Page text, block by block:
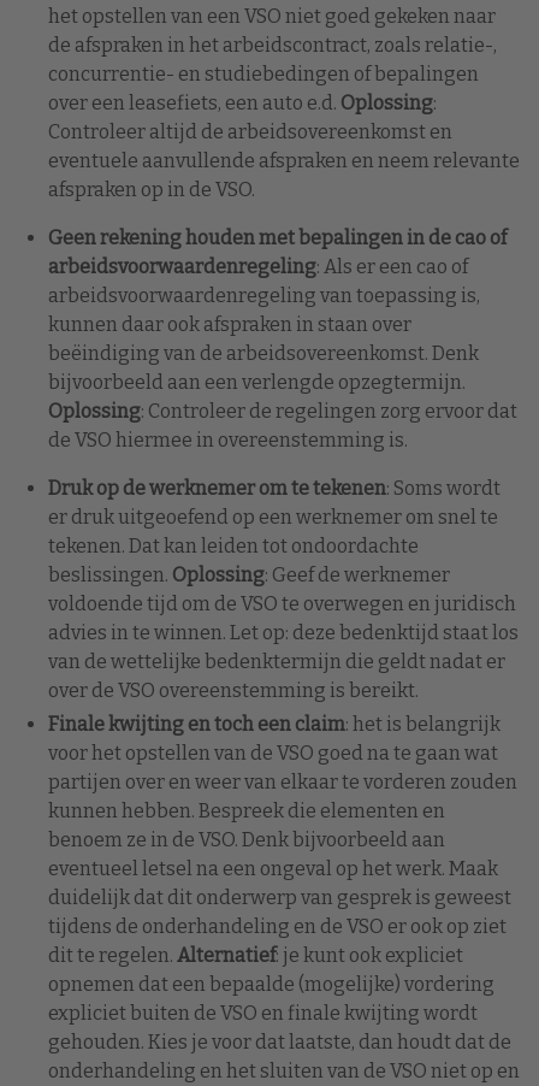
het opstellen van een VSO niet goed gekeken naar
de afspraken in het arbeidscontract, zoals relatie-,
concurrentie- en studiebedingen of bepalingen
over een leasefiets, een auto e.d. Oplossing:
Controleer altijd de arbeidsovereenkomst en
eventuele aanvullende afspraken en neem relevante
afspraken op in de VSO.
Geen rekening houden met bepalingen in de cao of
arbeidsvoorwaardenregeling: Als er een cao of
arbeidsvoorwaardenregeling van toepassing is,
kunnen daar ook afspraken in staan over
beëindiging van de arbeidsovereenkomst. Denk
bijvoorbeeld aan een verlengde opzegtermijn.
Oplossing: Controleer de regelingen zorg ervoor dat
de VSO hiermee in overeenstemming is.
Druk op de werknemer om te tekenen: Soms wordt
er druk uitgeoefend op een werknemer om snel te
tekenen. Dat kan leiden tot ondoordachte
beslissingen. Oplossing: Geef de werknemer
voldoende tijd om de VSO te overwegen en juridisch
advies in te winnen. Let op: deze bedenktijd staat los
van de wettelijke bedenktermijn die geldt nadat er
over de VSO overeenstemming is bereikt.
Finale kwijting en toch een claim: het is belangrijk
voor het opstellen van de VSO goed na te gaan wat
partijen over en weer van elkaar te vorderen zouden
kunnen hebben. Bespreek die elementen en
benoem ze in de VSO. Denk bijvoorbeeld aan
eventueel letsel na een ongeval op het werk. Maak
duidelijk dat dit onderwerp van gesprek is geweest
tijdens de onderhandeling en de VSO er ook op ziet
dit te regelen. Alternatief: je kunt ook expliciet
opnemen dat een bepaalde (mogelijke) vordering
expliciet buiten de VSO en finale kwijting wordt
gehouden. Kies je voor dat laatste, dan houdt dat de
onderhandeling en het sluiten van de VSO niet op en